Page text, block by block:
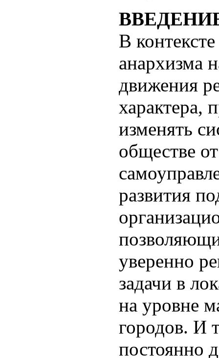
В
анархизма
движения
характера,
изменять
обществе
развития
уверенно
задачи в
на уровне
городов. И
постоянно